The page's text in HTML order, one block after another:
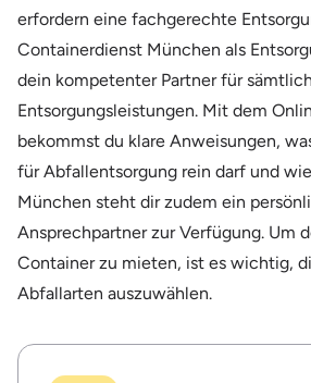
erfordern eine fachgerechte
Containerdienst München als
dein kompetenter Partner für
Entsorgungsleistungen. Mit dem
bekommst du klare Anweisungen,
für Abfallentsorgung rein darf und
München steht dir zudem ein
Ansprechpartner zur Verfügung. Um
Container zu mieten, ist es wichtig,
Abfallarten auszuwählen.